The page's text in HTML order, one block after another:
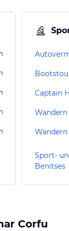
Captain
Sport-
Benitses
Corfu